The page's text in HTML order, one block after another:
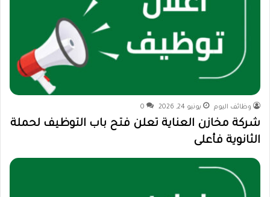
وظائف اليوم يونيو 24, 2026 0
شركة مخازن العناية تعلن فتح باب التوظيف لحملة
الثانوية فأعلى